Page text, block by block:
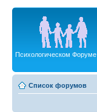
Психологическом Форуме
Список форумов